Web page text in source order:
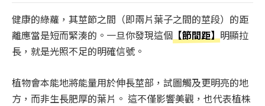
健康的綠蘿，其莖節之間（即兩片葉子之間的莖段）的距
離應當是短而緊湊的。一旦你發現這個 【節間距】明顯拉
長，就是光照不足的明確信號。
植物會本能地將能量用於伸長莖部，試圖觸及更明亮的地
方，而非生長肥厚的葉片。 這不僅影響美觀，也代表植株